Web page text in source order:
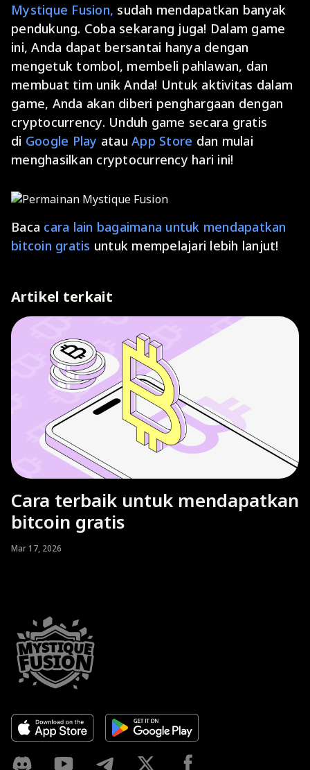
Mystique Fusion, sudah mendapatkan banyak
pendukung. Coba sekarang juga! Dalam game
ini, Anda dapat bersantai hanya dengan
mengetuk tombol, membeli pahlawan, dan
membuat tim unik Anda! Untuk aktivitas dalam
game, Anda akan diberi penghargaan dengan
cryptocurrency. Unduh game secara gratis
di Google Play atau App Store dan mulai
menghasilkan cryptocurrency hari ini!
Baca cara lain bagaimana untuk mendapatkan
bitcoin gratis untuk mempelajari lebih lanjut!
Artikel terkait
Cara terbaik untuk mendapatkan
bitcoin gratis
Mar 17, 2026